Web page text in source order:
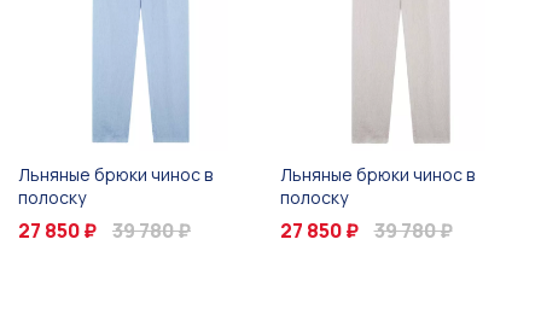
Льняные брюки чинос в
полоску
27 850 ₽ 39 780 ₽
Льняные брюки чинос в
полоску
27 850 ₽ 39 780 ₽